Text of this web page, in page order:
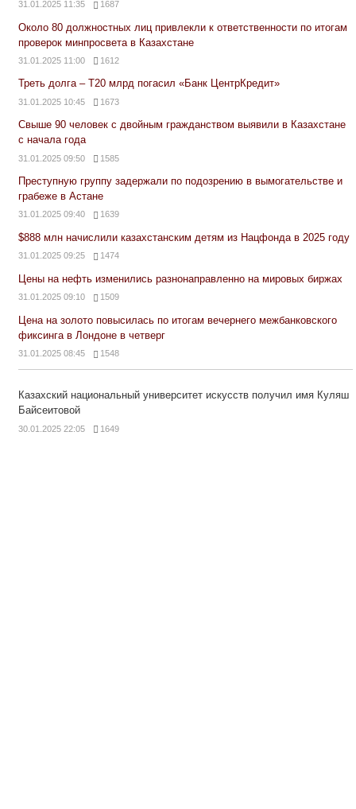
31.01.2025 11:35 1687
Около 80 должностных лиц привлекли к ответственности по итогам
проверок минпросвета в Казахстане
31.01.2025 11:00 1612
Треть долга – Т20 млрд погасил «Банк ЦентрКредит»
31.01.2025 10:45 1673
Свыше 90 человек с двойным гражданством выявили в Казахстане
с начала года
31.01.2025 09:50 1585
Преступную группу задержали по подозрению в вымогательстве и
грабеже в Астане
31.01.2025 09:40 1639
$888 млн начислили казахстанским детям из Нацфонда в 2025 году
31.01.2025 09:25 1474
Цены на нефть изменились разнонаправленно на мировых биржах
31.01.2025 09:10 1509
Цена на золото повысилась по итогам вечернего межбанковского
фиксинга в Лондоне в четверг
31.01.2025 08:45 1548
Казахский национальный университет искусств получил имя Куляш
Байсеитовой
30.01.2025 22:05 1649